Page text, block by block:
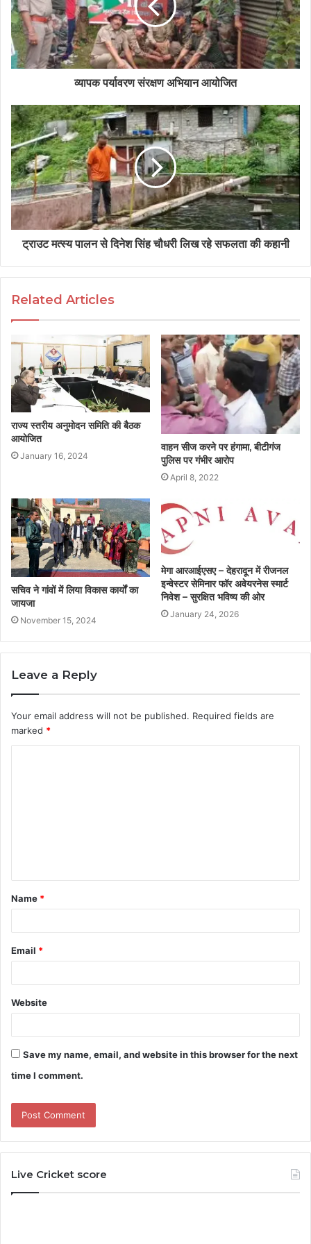
व्यापक पर्यावरण संरक्षण अभियान आयोजित
ट्राउट मत्स्य पालन से दिनेश सिंह चौधरी लिख रहे सफलता की कहानी
Related Articles
राज्य स्तरीय अनुमोदन समिति की बैठक
आयोजित
January 16, 2024
वाहन सीज करने पर हंगामा, बीटीगंज
पुलिस पर गंभीर आरोप
April 8, 2022
सचिव ने गांवों में लिया विकास कार्यों का
जायजा
November 15, 2024
मेगा आरआईएसए – देहरादून में रीजनल
इन्वेस्टर सेमिनार फॉर अवेयरनेस स्मार्ट
निवेश – सुरक्षित भविष्य की ओर
January 24, 2026
Leave a Reply
Your email address will not be published. Required fields are
marked *
t
*
Name *
Email *
Website
Save my name, email, and website in this browser for the next
time I comment.
Live Cricket score